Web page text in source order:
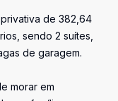
privativa de 382,64
sendo 2 suítes,
de garagem.
morar em